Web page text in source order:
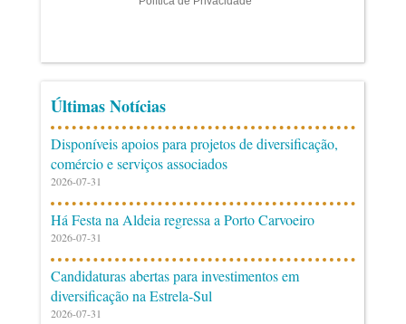
Últimas Notícias
Disponíveis apoios para projetos de diversificação,
comércio e serviços associados
2026-07-31
Há Festa na Aldeia regressa a Porto Carvoeiro
2026-07-31
Candidaturas abertas para investimentos em
diversificação na Estrela-Sul
2026-07-31